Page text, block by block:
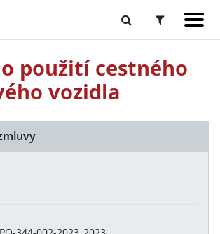
použití cestného
vozidla